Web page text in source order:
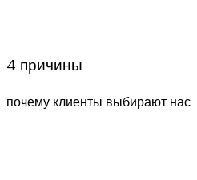
4 причины
почему клиенты выбирают нас